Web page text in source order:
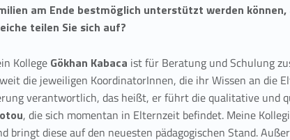
am Ende bestmöglich unterstützt werden
teilen Sie sich auf?
Kollege Gökhan Kabaca ist für Beratung und Schulung
die jeweiligen KoordinatorInnen, die ihr Wissen an die
verantwortlich, das heißt, er führt die qualitative und
, die sich momentan in Elternzeit befindet. Meine
bringt diese auf den neuesten pädagogischen Stand.